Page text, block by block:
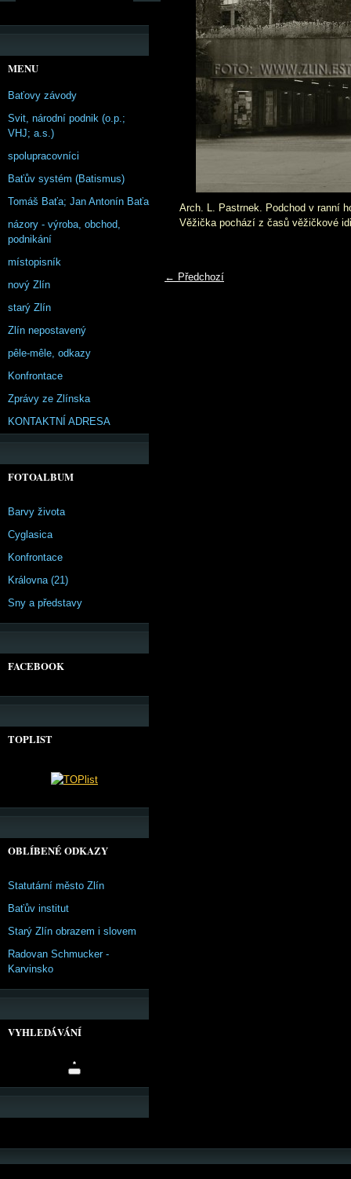
Arch. L. Pastrnek. Podchod v ranní
Věžička pochází z časů věžičkové
← Předchozí
MENU
Baťovy závody
Svit, národní podnik (o.p.;
VHJ; a.s.)
spolupracovníci
Baťův systém (Batismus)
Tomáš Baťa; Jan Antonín Baťa
názory - výroba, obchod,
podnikání
místopisník
nový Zlín
starý Zlín
Zlín nepostavený
pêle-mêle, odkazy
Konfrontace
Zprávy ze Zlínska
KONTAKTNÍ ADRESA
FOTOALBUM
Barvy života
Cyglasica
Konfrontace
Královna (21)
Sny a představy
FACEBOOK
TOPLIST
OBLÍBENÉ ODKAZY
Statutární město Zlín
Baťův institut
Starý Zlín obrazem i slovem
Radovan Schmucker -
Karvinsko
VYHLEDÁVÁNÍ